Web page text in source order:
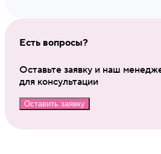
Есть вопросы?
Оставьте заявку и наш
для консультации
Оставить заявку